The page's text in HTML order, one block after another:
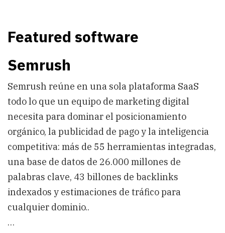
Featured software
Semrush
Semrush reúne en una sola plataforma SaaS
todo lo que un equipo de marketing digital
necesita para dominar el posicionamiento
orgánico, la publicidad de pago y la inteligencia
competitiva: más de 55 herramientas integradas,
una base de datos de 26.000 millones de
palabras clave, 43 billones de backlinks
indexados y estimaciones de tráfico para
cualquier dominio..
…